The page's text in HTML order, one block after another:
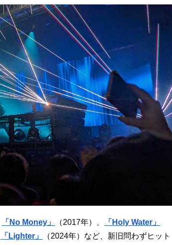
「No Money」 （2017年）、
「Holy Water」
「Lighter」
（2024年）など、新旧問わずヒット